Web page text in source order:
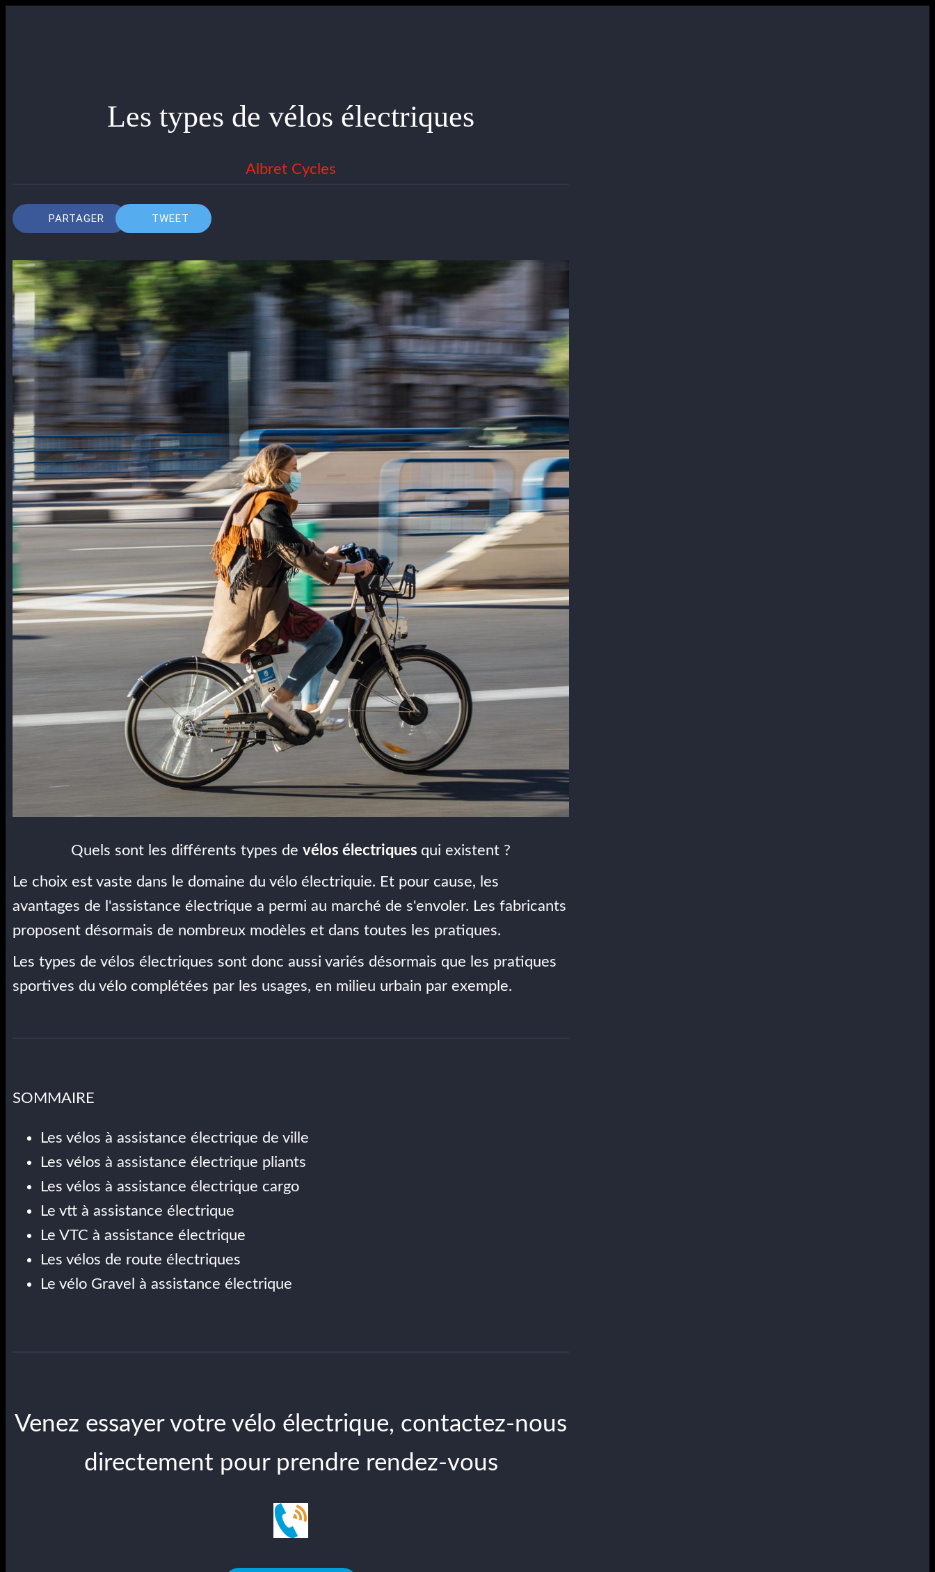
Les types de vélos électriques
Albret Cycles
PARTAGER TWEET
Quels sont les différents types de vélos électriques qui existent ?
Le choix est vaste dans le domaine du vélo électriquie. Et pour cause, les
avantages de l'assistance électrique a permi au marché de s'envoler. Les fabricants
proposent désormais de nombreux modèles et dans toutes les pratiques.
Les types de vélos électriques sont donc aussi variés désormais que les pratiques
sportives du vélo complétées par les usages, en milieu urbain par exemple.
SOMMAIRE
Les vélos à assistance électrique de ville
Les vélos à assistance électrique pliants
Les vélos à assistance électrique cargo
Le vtt à assistance électrique
Le VTC à assistance électrique
Les vélos de route électriques
Le vélo Gravel à assistance électrique
Venez essayer votre vélo électrique, contactez-nous
directement pour prendre rendez-vous